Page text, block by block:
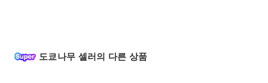
도쿄나무 셀러의 다른 상품